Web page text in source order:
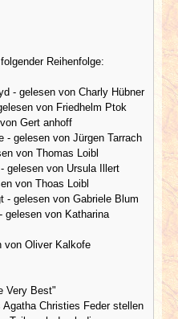
Reihenfolge:
- gelesen von Charly Hübner
von Friedhelm Ptok
Gert anhoff
- gelesen von Jürgen Tarrach
von Thomas Loibl
gelesen von Ursula Illert
von Thoas Loibl
- gelesen von Gabriele Blum
gelesen von Katharina
von Oliver Kalkofe
Very Best"
Christies Feder stellen